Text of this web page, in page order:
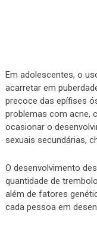
Em adolescentes, o
acarretar em
precoce das epífises
problemas com acne,
ocasionar o
sexuais secundárias,
O desenvolvimento
quantidade de
além de fatores
cada pessoa em